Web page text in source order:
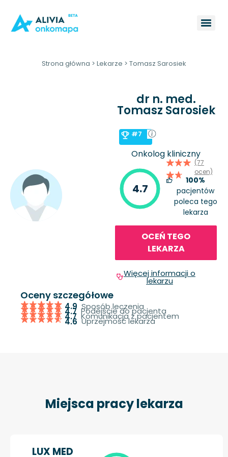
Strona główna > Lekarze > Tomasz Sarosiek
dr n. med.
Tomasz Sarosiek
#7
Onkolog kliniczny
4.7
(77
ocen)
100%
pacjentów
poleca tego
lekarza
OCEŃ TEGO
LEKARZA
Więcej informacji o
lekarzu
Oceny szczegółowe
4.9 Sposób leczenia
4.7 Podejście do pacjenta
4.7 Komunikacja z pacjentem
4.6 Uprzejmość lekarza
Miejsca pracy lekarza
LUX MED